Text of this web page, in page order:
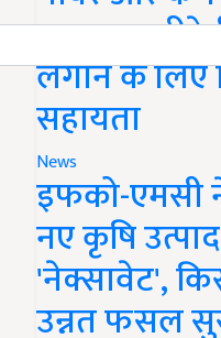
सरकार
लगाने के लिए
सहायता
News
इफको-एमसी
नए कृषि
'नेक्सावेट',
उन्नत फसल